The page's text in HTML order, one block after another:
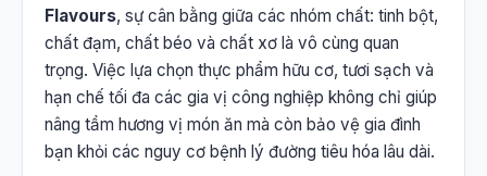
Flavours, sự cân bằng giữa các nhóm chất: tinh bột,
chất đạm, chất béo và chất xơ là vô cùng quan
trọng. Việc lựa chọn thực phẩm hữu cơ, tươi sạch và
hạn chế tối đa các gia vị công nghiệp không chỉ giúp
nâng tầm hương vị món ăn mà còn bảo vệ gia đình
bạn khỏi các nguy cơ bệnh lý đường tiêu hóa lâu dài.